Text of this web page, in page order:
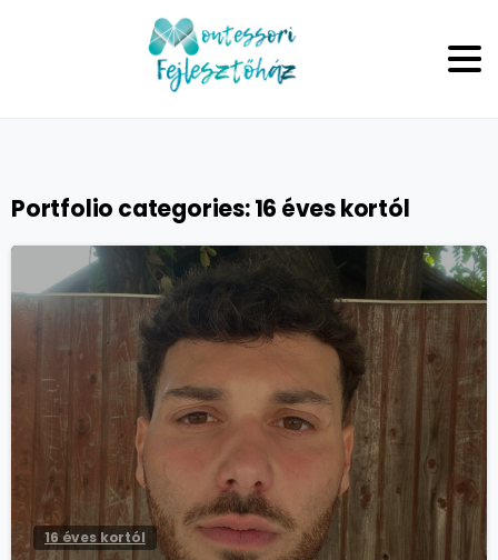
Portfolio categories:16 éves kortól
16 éves kortól